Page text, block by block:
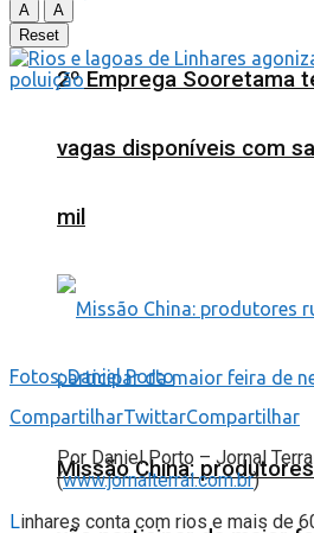
2º Emprega Sooretama
vagas disponíveis com
mil
Missão China:
A
A
Reset
Fotos: Daniel Porto
CompartilharTwittarCompartilhar
Por Daniel Porto – Jornal Terral
(www.jornalterral.com.br)
Linhares conta com rios e mais de